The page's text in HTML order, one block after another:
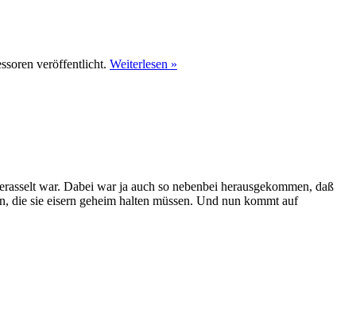
veröffentlicht. Weiterlesen »
war. Dabei war ja auch so nebenbei herausgekommen, daß
sie eisern geheim halten müssen. Und nun kommt auf